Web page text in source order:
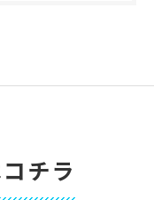
チラ